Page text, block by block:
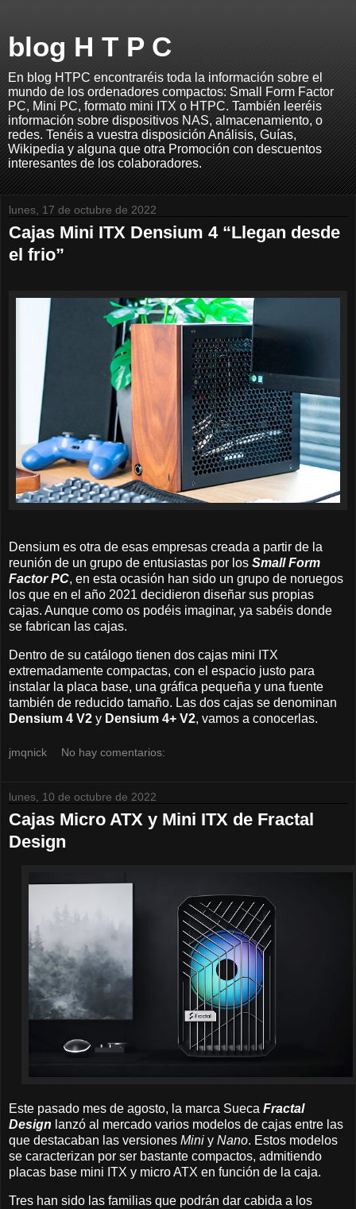
blog H T P C
En blog HTPC encontraréis toda la información sobre el
mundo de los ordenadores compactos: Small Form Factor
PC, Mini PC, formato mini ITX o HTPC. También leeréis
información sobre dispositivos NAS, almacenamiento, o
redes. Tenéis a vuestra disposición Análisis, Guías,
Wikipedia y alguna que otra Promoción con descuentos
interesantes de los colaboradores.
lunes, 17 de octubre de 2022
Cajas Mini ITX Densium 4 “Llegan desde
el frio”
Densium es otra de esas empresas creada a partir de la
reunión de un grupo de entusiastas por los Small Form
Factor PC, en esta ocasión han sido un grupo de noruegos
los que en el año 2021 decidieron diseñar sus propias
cajas. Aunque como os podéis imaginar, ya sabéis donde
se fabrican las cajas.
Dentro de su catálogo tienen dos cajas mini ITX
extremadamente compactas, con el espacio justo para
instalar la placa base, una gráfica pequeña y una fuente
también de reducido tamaño. Las dos cajas se denominan
Densium 4 V2 y Densium 4+ V2, vamos a conocerlas.
jmqnick No hay comentarios:
lunes, 10 de octubre de 2022
Cajas Micro ATX y Mini ITX de Fractal
Design
Este pasado mes de agosto, la marca Sueca Fractal
Design lanzó al mercado varios modelos de cajas entre las
que destacaban las versiones Mini y Nano. Estos modelos
se caracterizan por ser bastante compactos, admitiendo
placas base mini ITX y micro ATX en función de la caja.
Tres han sido las familias que podrán dar cabida a los